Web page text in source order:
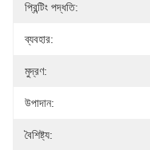
প্রিন্টিং পদ্ধতি:
ব্যবহার:
মুদ্রণ:
উপাদান:
বৈশিষ্ট্য: